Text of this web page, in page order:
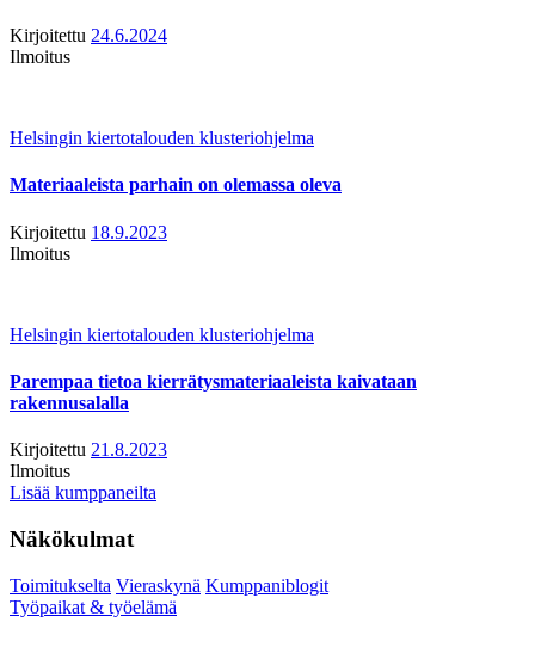
Kirjoitettu 24.6.2024
Ilmoitus
Helsingin kiertotalouden klusteriohjelma
Materiaaleista parhain on olemassa oleva
Kirjoitettu 18.9.2023
Ilmoitus
Helsingin kiertotalouden klusteriohjelma
Parempaa tietoa kierrätysmateriaaleista kaivataan
rakennusalalla
Kirjoitettu 21.8.2023
Ilmoitus
Lisää kumppaneilta
Näkökulmat
Toimitukselta Vieraskynä Kumppaniblogit
Työpaikat & työelämä